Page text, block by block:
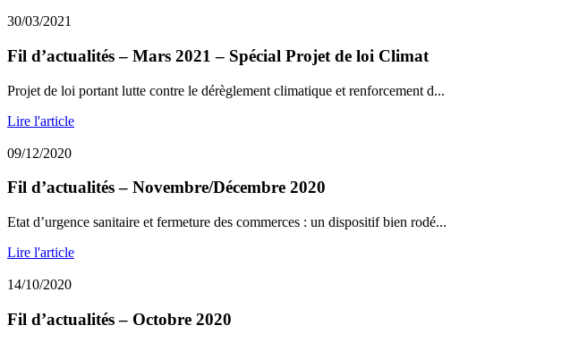
30/03/2021
Fil d’actualités – Mars 2021 – Spécial Projet de loi Climat
Projet de loi portant lutte contre le dérèglement climatique et renforcement d...
Lire l'article
09/12/2020
Fil d’actualités – Novembre/Décembre 2020
Etat d’urgence sanitaire et fermeture des commerces : un dispositif bien rodé...
Lire l'article
14/10/2020
Fil d’actualités – Octobre 2020